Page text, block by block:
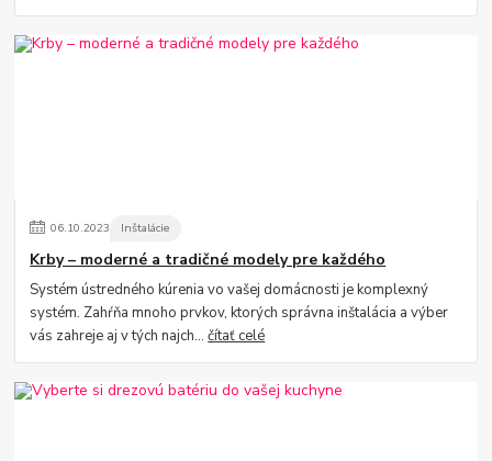
06.10.2023 Inštalácie
Krby – moderné a tradičné modely pre každého
Systém ústredného kúrenia vo vašej domácnosti je komplexný
systém. Zahŕňa mnoho prvkov, ktorých správna inštalácia a výber
vás zahreje aj v tých najch...čítať celé